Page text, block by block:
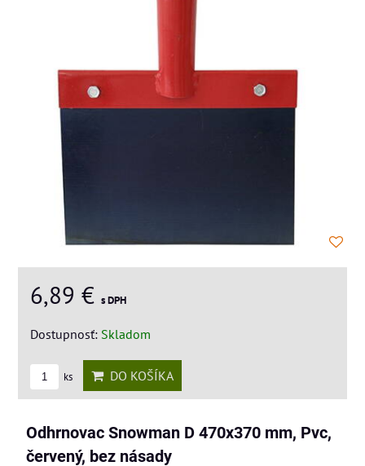
6,89 € s DPH
Dostupnosť: Skladom
ks DO KOŠÍKA
Odhrnovac Snowman D 470x370 mm, Pvc,
červený, bez násady